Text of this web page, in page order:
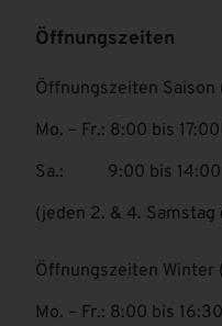
Öffnungszeiten
Öffnungszeiten Saison
Mo. – Fr.: 8:00 bis
Sa.: 9:00 bis 14:00
(jeden 2. & 4.
Öffnungszeiten Winter
Mo. – Fr.: 8:00 bis